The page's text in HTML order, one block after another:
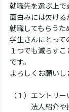
就職先を選ぶ上で
面白みには欠け
就職してもらうた
学生さんにとっ
１つでも減らす
です。
よろしくお願いし
（１）エントリ
法人紹介や採